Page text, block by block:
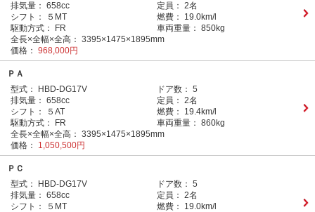
排気量： 658cc 定員： 2名
シフト：
５MT 燃費：
19.0km/l
駆動方式：
FR 車両重量： 850kg
全長×全幅×全高： 3395×1475×1895mm
価格： 968,000円
ＰＡ
型式：
HBD-DG17V ドア数： 5
排気量： 658cc 定員： 2名
シフト：
５AT 燃費：
19.4km/l
駆動方式：
FR 車両重量： 860kg
全長×全幅×全高： 3395×1475×1895mm
価格：
1,050,500円
ＰＣ
型式：
HBD-DG17V ドア数： 5
排気量： 658cc 定員： 2名
シフト：
５MT 燃費：
19.0km/l